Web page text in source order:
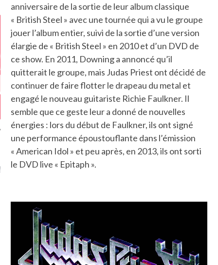
KARMA –
ANNIVERSAIRE
anniversaire de la sortie de leur album classique
« British Steel » avec une tournée qui a vu le groupe
jouer l’album entier, suivi de la sortie d’une version
élargie de « British Steel » en 2010 et d’un DVD de
ce show. En 2011, Downing a annoncé qu’il
quitterait le groupe, mais Judas Priest ont décidé de
continuer de faire flotter le drapeau du metal et
engagé le nouveau guitariste Richie Faulkner. Il
semble que ce geste leur a donné de nouvelles
énergies : lors du début de Faulkner, ils ont signé
une performance époustouflante dans l’émission
« American Idol » et peu après, en 2013, ils ont sorti
le DVD live « Epitaph ».